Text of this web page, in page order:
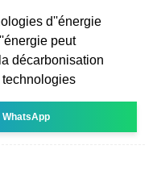
d''énergie
peut
décarbonisation
technologies
WhatsApp